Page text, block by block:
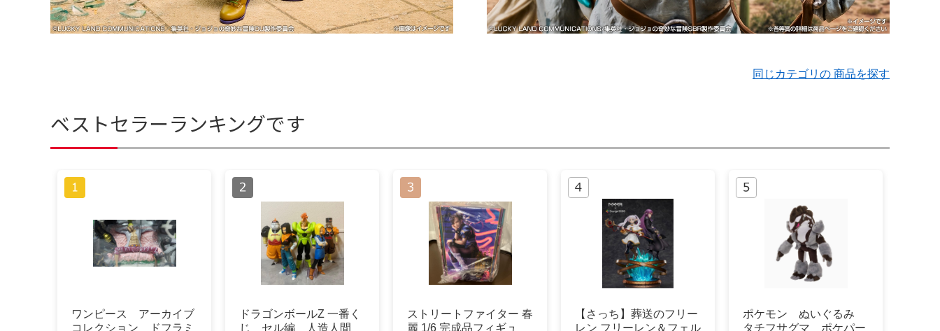
同じカテゴリの 商品を探す
ベストセラーランキングです
ワンピース アーカイブ
コレクション ドフラミ
ドラゴンボールZ 一番く
じ セル編 人造人間
ストリートファイター 春
麗 1/6 完成品フィギュ
【さっち】葬送のフリー
レン フリーレン＆フェル
ポケモン ぬいぐるみ
タチフサグマ ポケパー